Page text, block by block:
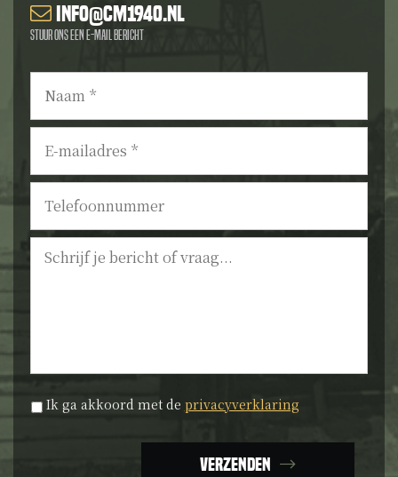
info@cm1940.nl
Stuur ons een e-mail bericht
mailadres *
Privacyverklaring *
Ik ga akkoord met de privacyverklaring
Verzenden